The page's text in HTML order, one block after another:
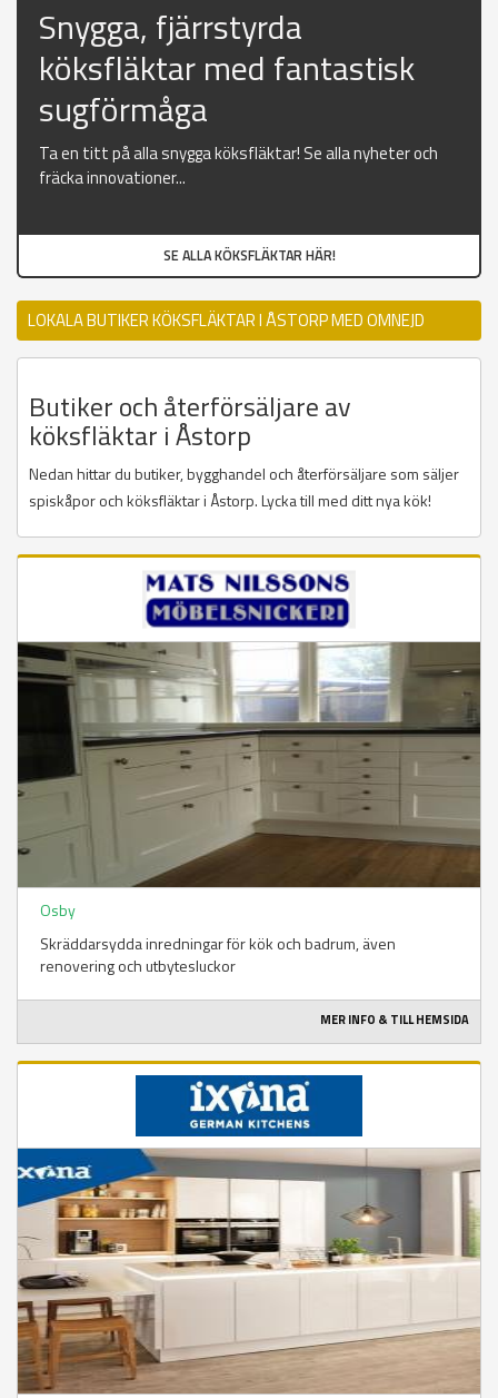
Snygga, fjärrstyrda
köksfläktar med fantastisk
sugförmåga
Ta en titt på alla snygga köksfläktar! Se alla nyheter och
fräcka innovationer...
SE ALLA KÖKSFLÄKTAR HÄR!
LOKALA BUTIKER KÖKSFLÄKTAR I ÅSTORP MED OMNEJD
Butiker och återförsäljare av
köksfläktar i Åstorp
Nedan hittar du butiker, bygghandel och återförsäljare som säljer
spiskåpor och köksfläktar i Åstorp. Lycka till med ditt nya kök!
Osby
Skräddarsydda inredningar för kök och badrum, även
renovering och utbytesluckor
MER INFO & TILL HEMSIDA